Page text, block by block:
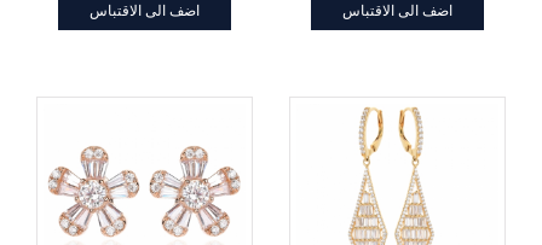
اضف الى الاقتباس اضف الى الاقتباس